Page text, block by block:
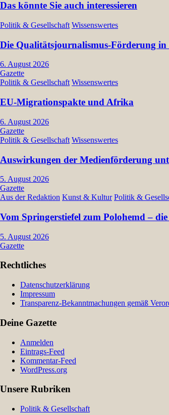
Das könnte Sie auch interessieren
Politik & Gesellschaft Wissenswertes
Die Qualitätsjournalismus-Förderung in
6. August 2026
Gazette
Politik & Gesellschaft Wissenswertes
EU-Migrationspakte und Afrika
6. August 2026
Gazette
Politik & Gesellschaft Wissenswertes
Auswirkungen der Medienförderung
5. August 2026
Gazette
Aus der Redaktion Kunst & Kultur Politik &
Vom Springerstiefel zum Polohemd –
5. August 2026
Gazette
Rechtliches
Datenschutzerklärung
Impressum
Transparenz-Bekanntmachungen gemäß
Deine Gazette
Anmelden
Eintrags-Feed
Kommentar-Feed
WordPress.org
Unsere Rubriken
Politik & Gesellschaft